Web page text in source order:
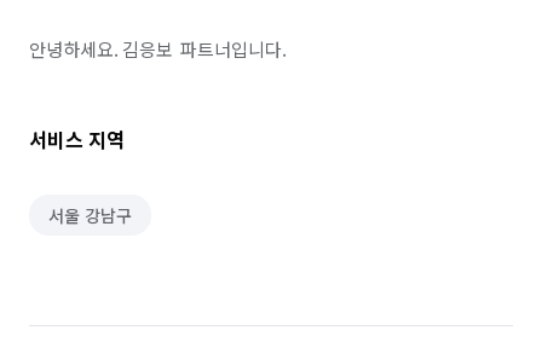
안녕하세요. 김응보  파트너입니다.
서비스 지역
서울 강남구